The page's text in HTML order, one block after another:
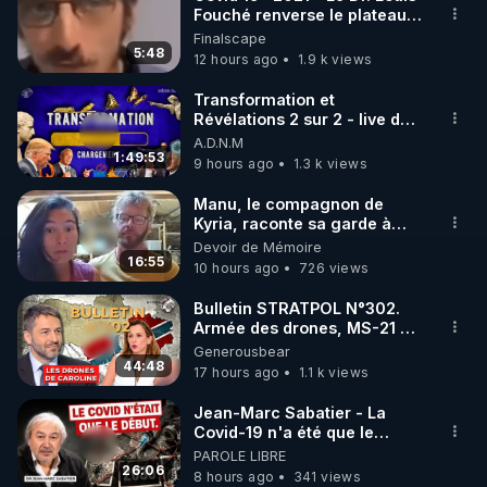
🌱 INSTAGRAM
https://www.instagram.com/rdlr_thierrycasasnovas/
http://rgnr.li/instagram
🌱 LA NEWSLETTER
Pour ne pas rater l’actualité RGNR (stages,
http://rgnr.li/news
🌱 VIDÉOS NON CENSURÉES SUR ODYSEE
Toutes les vidéos Youtube sont aussi sur la
http://rgnr.li/odysee
🌱 LES STAGES EN PRÉSENTIEL
http://rgnr.li/stages
5:48
Fouché renverse le plateau
de CNews !
Finalscape
12 hours ago
1.9 k views
1:49:53
Transformation et
Révélations 2 sur 2 - live du
07/08/26
A.D.N.M
9 hours ago
1.3 k views
16:55
Manu, le compagnon de
Kyria, raconte sa garde à
vue musclée. PARTAGEZ!
Devoir de Mémoire
10 hours ago
726 views
44:48
Bulletin STRATPOL N°302.
Armée des drones, MS-21 en
série, missiles coréens.
07.08.2026.
Generousbear
17 hours ago
1.1 k views
26:06
Jean-Marc Sabatier - La
Covid-19 n'a été que le
début - L'ARN messager
jusqu où ira-t-il ?
PAROLE LIBRE
8 hours ago
341 views